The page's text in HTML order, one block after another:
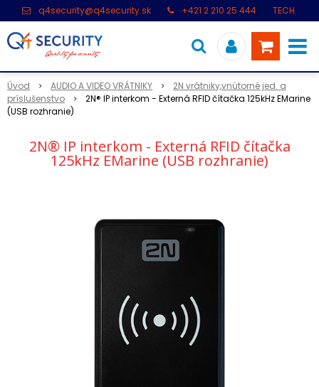
q4security@q4security.sk +421 2 210 25 444
TECH.
Úvod AUDIO A VIDEO VRÁTNIKY
2N vrátniky,vnútorné jed. a
príslušenstvo
2N® IP interkom - Externá RFID čítačka 125kHz EMarine
(USB rozhranie)
2N® IP interkom - Externá RFID čítačka
125kHz EMarine (USB rozhranie)